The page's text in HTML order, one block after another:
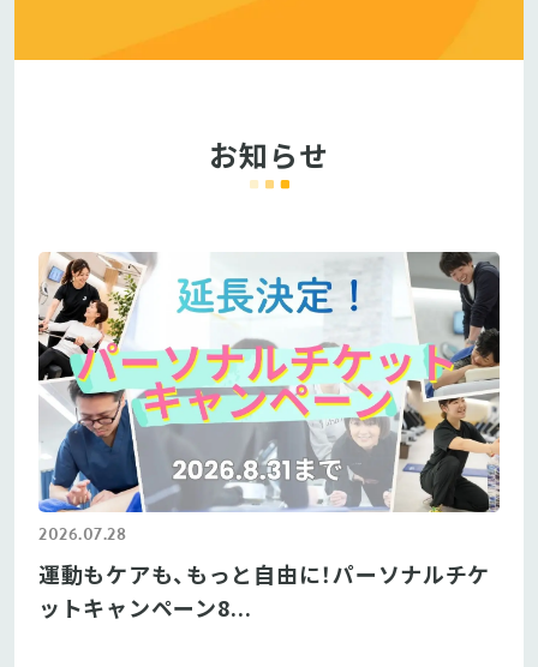
お知らせ
2026.07.28
運動もケアも、もっと自由に！パーソナルチケ
ットキャンペーン8...